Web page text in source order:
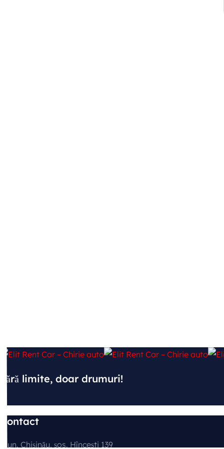
Fără limite, doar drumuri!
Contact
mun. Chișinău, şos. Hînceşti 139